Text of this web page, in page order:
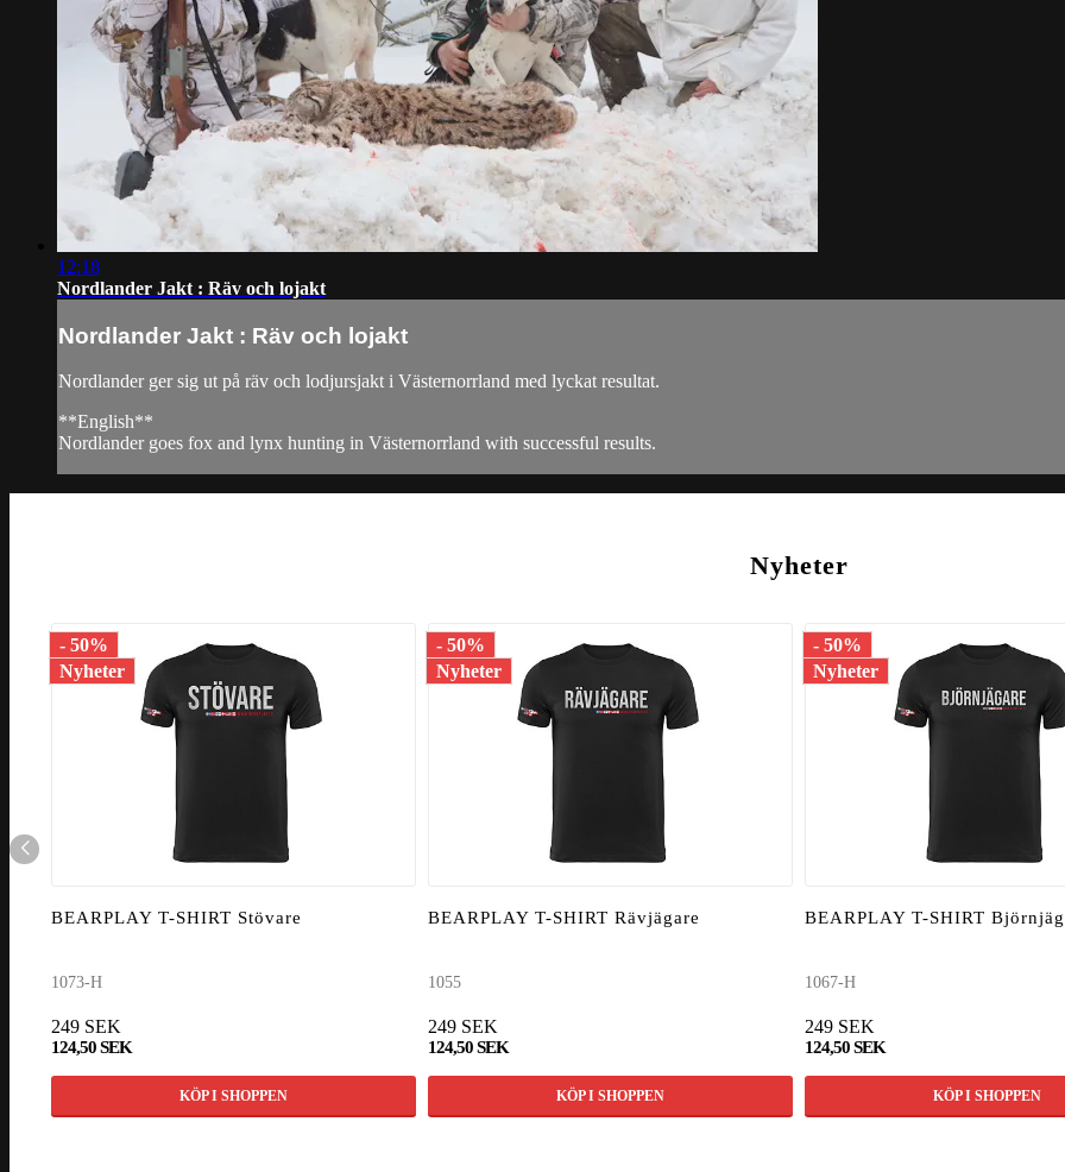
12:18
Nordlander Jakt : Räv och lojakt
Nordlander Jakt : Räv och lojakt
Nordlander ger sig ut på räv och lodjursjakt i Västernorrland med lyckat resultat.
**English**
Nordlander goes fox and lynx hunting in Västernorrland with successful results.
Nyheter
- 50%
Nyheter
BEARPLAY T-SHIRT Stövare
1073-H
249 SEK
124,50 SEK
KÖP I SHOPPEN
- 50%
Nyheter
BEARPLAY T-SHIRT Rävjägare
1055
249 SEK
124,50 SEK
KÖP I SHOPPEN
- 50%
Nyheter
BEARPLAY T-SHIRT
1067-H
249 SEK
124,50 SEK
KÖP I SHOPPEN